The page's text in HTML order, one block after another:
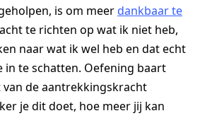
is om meer dankbaar te
te richten op wat ik niet heb,
naar wat ik wel heb en dat echt
in te schatten. Oefening baart
de aantrekkingskracht
je dit doet, hoe meer jij kan